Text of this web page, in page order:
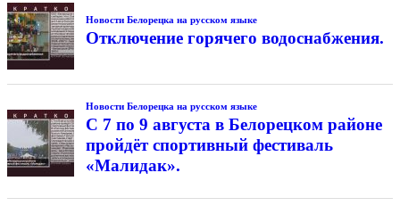
Новости Белорецка на русском языке
Отключение горячего водоснабжения.
Новости Белорецка на русском языке
С 7 по 9 августа в Белорецком районе
пройдёт спортивный фестиваль
«Малидак».